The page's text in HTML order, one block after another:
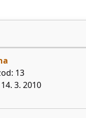
13
3. 2010